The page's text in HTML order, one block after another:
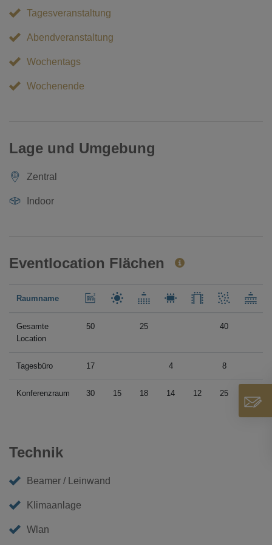
Tagesveranstaltung
Abendveranstaltung
Wochentags
Wochenende
Lage und Umgebung
Zentral
Indoor
Eventlocation Flächen
Raumname
Gesamte
Location
50 25 40
Tagesbüro 17 4 8
Konferenzraum 30 15 18 14 12 25
Technik
Beamer / Leinwand
Klimaanlage
Wlan